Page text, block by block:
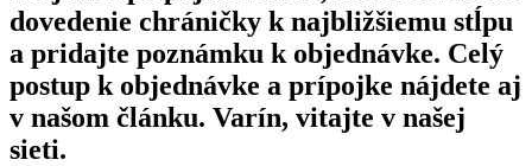
dovedenie chráničky k najbližšiemu stĺpu
a pridajte poznámku k objednávke. Celý
postup k objednávke a prípojke nájdete aj
v našom článku. Varín, vitajte v našej
sieti.